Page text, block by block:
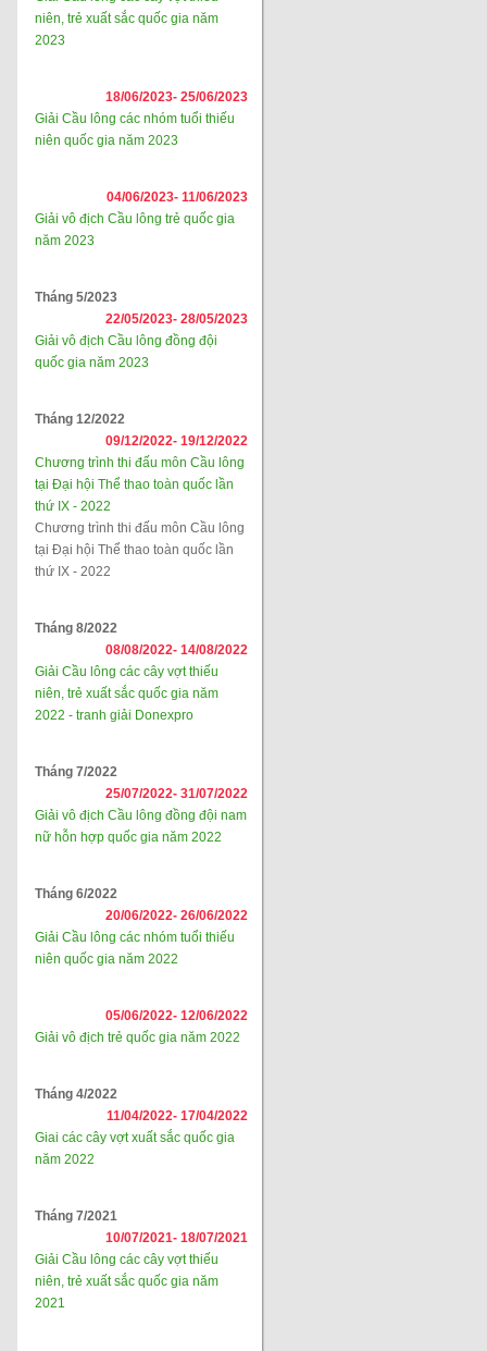
niên, trẻ xuất sắc quốc gia năm
2023
18/06/2023- 25/06/2023
Giải Cầu lông các nhóm tuổi thiếu
niên quốc gia năm 2023
04/06/2023- 11/06/2023
Giải vô địch Cầu lông trẻ quốc gia
năm 2023
Tháng 5/2023
22/05/2023- 28/05/2023
Giải vô địch Cầu lông đồng đội
quốc gia năm 2023
Tháng 12/2022
09/12/2022- 19/12/2022
Chương trình thi đấu môn Cầu lông
tại Đại hội Thể thao toàn quốc lần
thứ IX - 2022
Chương trình thi đấu môn Cầu lông
tại Đại hội Thể thao toàn quốc lần
thứ IX - 2022
Tháng 8/2022
08/08/2022- 14/08/2022
Giải Cầu lông các cây vợt thiếu
niên, trẻ xuất sắc quốc gia năm
2022 - tranh giải Donexpro
Tháng 7/2022
25/07/2022- 31/07/2022
Giải vô địch Cầu lông đồng đội nam
nữ hỗn hợp quốc gia năm 2022
Tháng 6/2022
20/06/2022- 26/06/2022
Giải Cầu lông các nhóm tuổi thiếu
niên quốc gia năm 2022
05/06/2022- 12/06/2022
Giải vô địch trẻ quốc gia năm 2022
Tháng 4/2022
11/04/2022- 17/04/2022
Giai các cây vợt xuất sắc quốc gia
năm 2022
Tháng 7/2021
10/07/2021- 18/07/2021
Giải Cầu lông các cây vợt thiếu
niên, trẻ xuất sắc quốc gia năm
2021